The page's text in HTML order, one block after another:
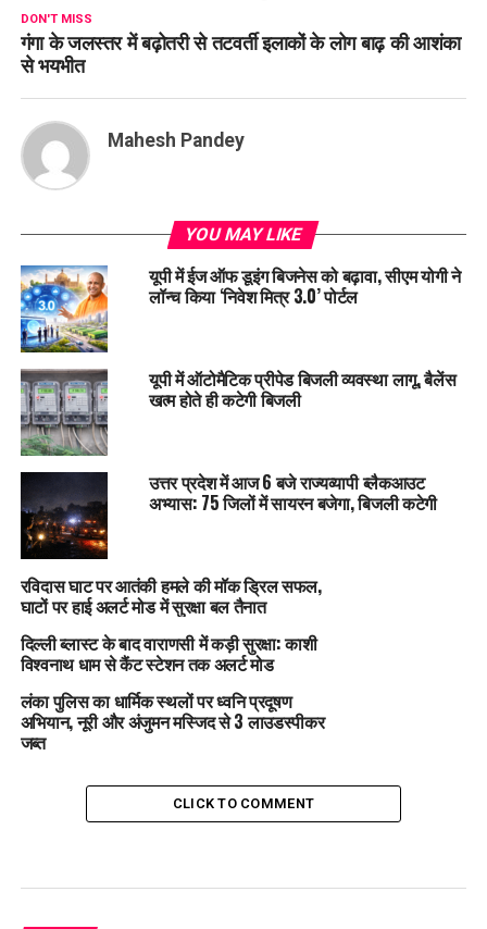
DON'T MISS
गंगा के जलस्तर में बढ़ोतरी से तटवर्ती इलाकों के लोग बाढ़ की आशंका
से भयभीत
Mahesh Pandey
YOU MAY LIKE
यूपी में ईज ऑफ डूइंग बिजनेस को बढ़ावा, सीएम योगी ने
लॉन्च किया ‘निवेश मित्र 3.0’ पोर्टल
यूपी में ऑटोमैटिक प्रीपेड बिजली व्यवस्था लागू, बैलेंस
खत्म होते ही कटेगी बिजली
उत्तर प्रदेश में आज 6 बजे राज्यव्यापी ब्लैकआउट
अभ्यास: 75 जिलों में सायरन बजेगा, बिजली कटेगी
रविदास घाट पर आतंकी हमले की मॉक ड्रिल सफल,
घाटों पर हाई अलर्ट मोड में सुरक्षा बल तैनात
दिल्ली ब्लास्ट के बाद वाराणसी में कड़ी सुरक्षा: काशी
विश्वनाथ धाम से कैंट स्टेशन तक अलर्ट मोड
लंका पुलिस का धार्मिक स्थलों पर ध्वनि प्रदूषण
अभियान, नूरी और अंजुमन मस्जिद से 3 लाउडस्पीकर
जब्त
CLICK TO COMMENT